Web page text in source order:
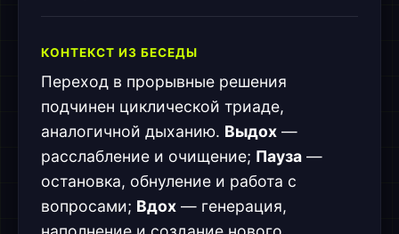
КОНТЕКСТ ИЗ БЕСЕДЫ
Переход в прорывные решения
подчинен циклической триаде,
аналогичной дыханию. Выдох —
расслабление и очищение; Пауза —
остановка, обнуление и работа с
вопросами; Вдох — генерация,